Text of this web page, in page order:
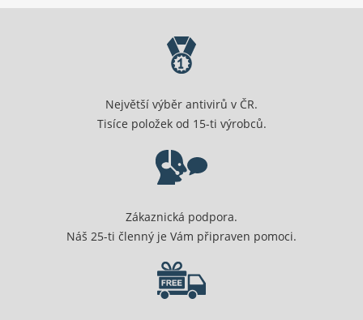
Největší výběr antivirů v ČR.
Tisíce položek od 15-ti výrobců.
Zákaznická podpora.
Náš 25-ti členný je Vám připraven pomoci.